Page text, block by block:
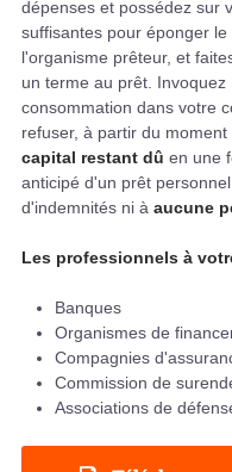
dépenses et possédez sur
suffisantes pour éponger
l'organisme prêteur, et
un terme au prêt. Invoquez
consommation dans votre
refuser, à partir du
capital restant dû en une
anticipé d'un prêt
d'indemnités ni à aucune
Les professionnels à
Banques
Organismes de
Compagnies
Commission de
Associations de